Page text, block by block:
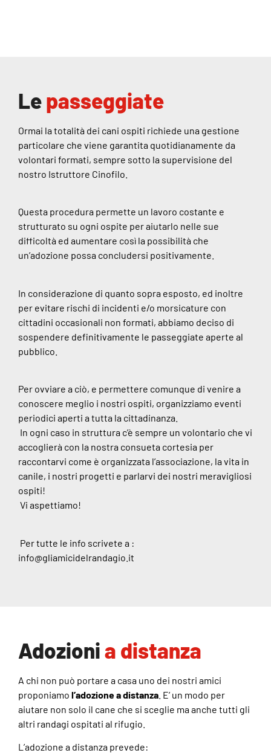
Lepasseggiate
Ormai la totalità dei cani ospiti richiede una gestione
particolare che viene garantita quotidianamente da
volontari formati, sempre sotto la supervisione del
nostro Istruttore Cinofilo.
Questa procedura permette un lavoro costante e
strutturato su ogni ospite per aiutarlo nelle sue
difficoltà ed aumentare così la possibilità che
un’adozione possa concludersi positivamente.
In considerazione di quanto sopra esposto, ed inoltre
per evitare rischi di incidenti e/o morsicature con
cittadini occasionali non formati, abbiamo deciso di
sospendere definitivamente le passeggiate aperte al
pubblico.
Per ovviare a ciò, e permettere comunque di venire a
conoscere meglio i nostri ospiti, organizziamo eventi
periodici aperti a tutta la cittadinanza.
In ogni caso in struttura c’è sempre un volontario che vi
accoglierà con la nostra consueta cortesia per
raccontarvi come è organizzata l’associazione, la vita in
canile, i nostri progetti e parlarvi dei nostri meravigliosi
ospiti!
Vi aspettiamo!
Per tutte le info scrivete a :
info@gliamicidelrandagio.it
Adozionia distanza
A chi non può portare a casa uno dei nostri amici
proponiamo l’adozione a distanza . E’ un modo per
aiutare non solo il cane che si sceglie ma anche tutti gli
altri randagi ospitati al rifugio.
L’adozione a distanza prevede: